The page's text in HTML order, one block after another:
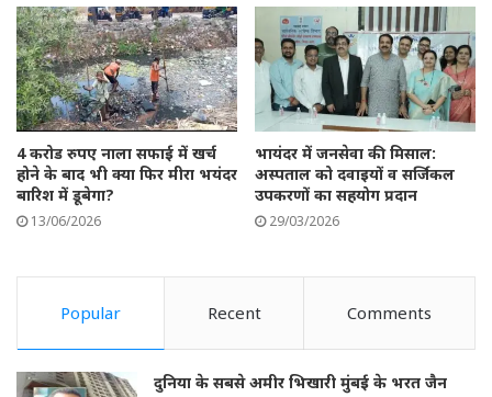
4 करोड रुपए नाला सफाई में खर्च
होने के बाद भी क्या फिर मीरा भयंदर
बारिश में डूबेगा?
13/06/2026
भायंदर में जनसेवा की मिसाल:
अस्पताल को दवाइयों व सर्जिकल
उपकरणों का सहयोग प्रदान
29/03/2026
Popular Recent Comments
दुनिया के सबसे अमीर भिखारी मुंबई के भरत जैन